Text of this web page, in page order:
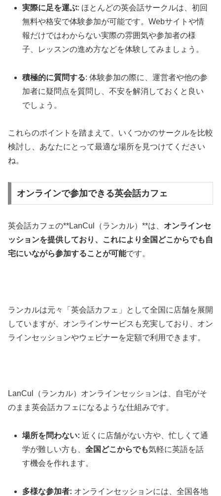
実際に足を運ぶ: ほとんどの英会話サークルは、初回
無料や格安で体験参加が可能です。Webサイトや情
報だけではわからない実際の雰囲気や参加者の様
子、レッスンの進め方などを体験してみましょう。
積極的に質問する: 体験参加の際に、運営者や他の参
加者に疑問点を質問し、不安を解消しておくと良い
でしょう。
これらのポイントを踏まえて、いくつかのサークルを比較
検討し、あなたにとって最適な場所を見つけてください
ね。
オンラインで参加できる英会話カフェ
英会話カフェの**LanCul（ランカル）**は、 オンラインセ
ッションを提供しており、これにより全国どこからでも自
宅にいながら参加することが可能です。
ランカルは元々「英会話カフェ」として全国に店舗を展開
していますが、オンラインサービスも充実しており、オン
ラインセッションやウェビナーを定額で利用できます。
LanCul（ランカル）オンラインセッションは、自宅がそ
のまま英会話カフェになるような仕組みです。
場所を問わない: 近くに店舗がない方や、忙しくて通
学が難しい方も、全国どこからでも気軽に英語を話
す機会を作れます。
多様な参加者: オンラインセッションには、全国各地